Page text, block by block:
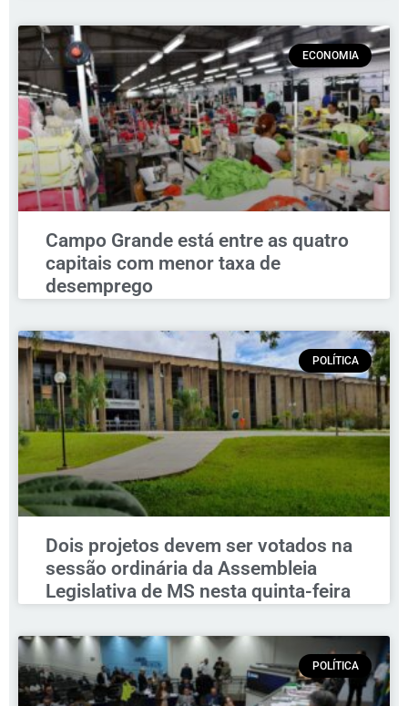
ECONOMIA
Campo Grande está entre as quatro
capitais com menor taxa de
desemprego
POLÍTICA
Dois projetos devem ser votados na
sessão ordinária da Assembleia
Legislativa de MS nesta quinta-feira
POLÍTICA